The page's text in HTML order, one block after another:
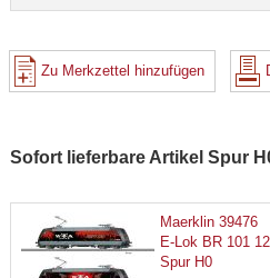
Zu Merkzettel hinzufügen
Sofort lieferbare Artikel Spur
Maerklin 39476
E-Lok BR 101
Spur H0